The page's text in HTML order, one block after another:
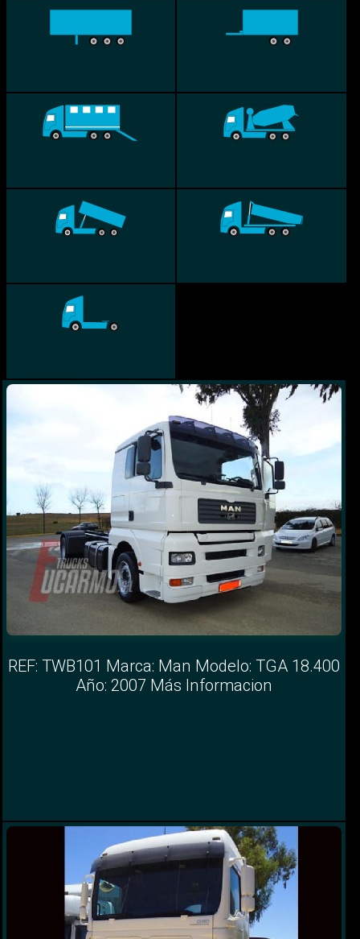
REF: TWB101 Marca: Man Modelo: TGA 18.400
Año: 2007 Más Informacion